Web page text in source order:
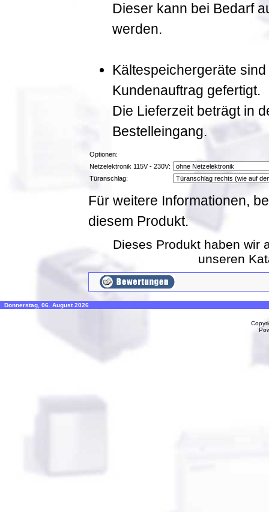
Dieser kann bei Bedarf
werden.
Kältespeichergeräte
Kundenauftrag gefertigt.
Die Lieferzeit beträgt in
Bestelleingang.
Optionen:
Netzelektronik 115V - 230V:
Türanschlag:
Für weitere Informationen,
diesem Produkt.
Dieses Produkt haben wir
unseren
Donnerstag, 06. August 2026